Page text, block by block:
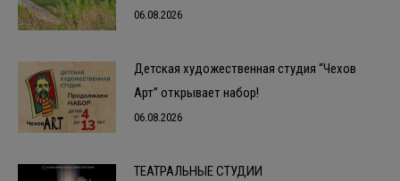
06.08.2026
Детская художественная студия “Чехов
Арт” открывает набор!
06.08.2026
ТЕАТРАЛЬНЫЕ СТУДИИ